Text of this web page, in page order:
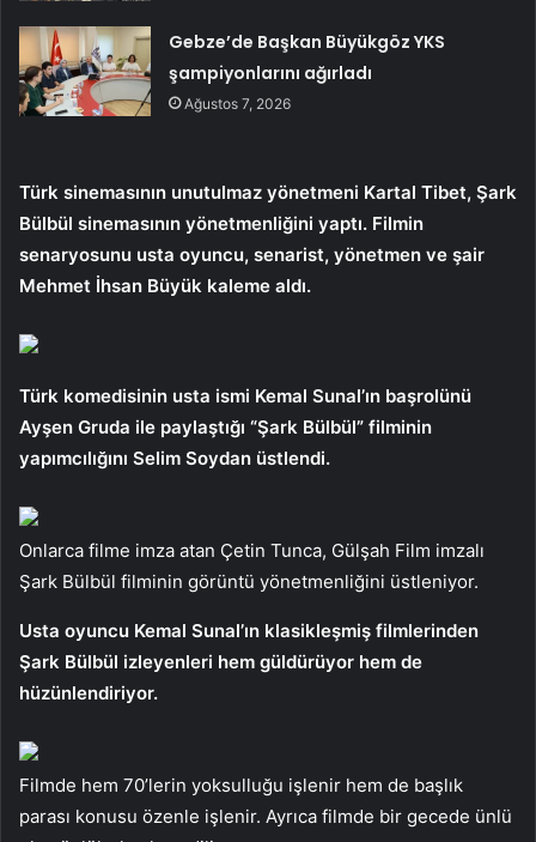
Gebze’de Başkan Büyükgöz YKS
şampiyonlarını ağırladı
Ağustos 7, 2026
Türk sinemasının unutulmaz yönetmeni Kartal Tibet, Şark
Bülbül sinemasının yönetmenliğini yaptı. Filmin
senaryosunu usta oyuncu, senarist, yönetmen ve şair
Mehmet İhsan Büyük kaleme aldı.
Türk komedisinin usta ismi Kemal Sunal’ın başrolünü
Ayşen Gruda ile paylaştığı “Şark Bülbül” filminin
yapımcılığını Selim Soydan üstlendi.
Onlarca filme imza atan Çetin Tunca, Gülşah Film imzalı
Şark Bülbül filminin görüntü yönetmenliğini üstleniyor.
Usta oyuncu Kemal Sunal’ın klasikleşmiş filmlerinden
Şark Bülbül izleyenleri hem güldürüyor hem de
hüzünlendiriyor.
Filmde hem 70’lerin yoksulluğu işlenir hem de başlık
parası konusu özenle işlenir. Ayrıca filmde bir gecede ünlü